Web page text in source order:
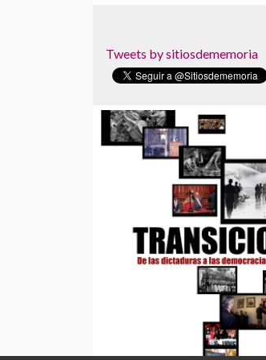
Museo Internacional para
Museo Memoria y
Dominicana
Museo Sitio de Memoria
Museu da Pessoa
Museu de Favela
Núcleo da Preservação
Parque Cultural de
Parque de la Memoria
Red Colombiana de
Red Nacional de Sitios de
Red Somos Memoria
Sociedad Civil Las Abejas
Tweets by sitiosdememoria